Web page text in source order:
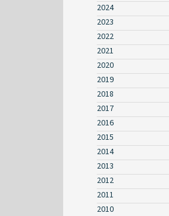
2024
2023
2022
2021
2020
2019
2018
2017
2016
2015
2014
2013
2012
2011
2010